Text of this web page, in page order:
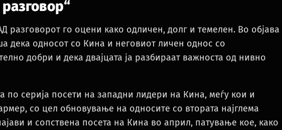
разговорот го оцени како одличен, долг и темелен. Во објава
дека односот со Кина и неговиот личен однос со
добри и дека двајцата ја разбираат важноста од нивно
по серија посети на западни лидери на Кина, меѓу кои и
со цел обновување на односите со втората најглема
и сопствена посета на Кина во април, патување кое, како